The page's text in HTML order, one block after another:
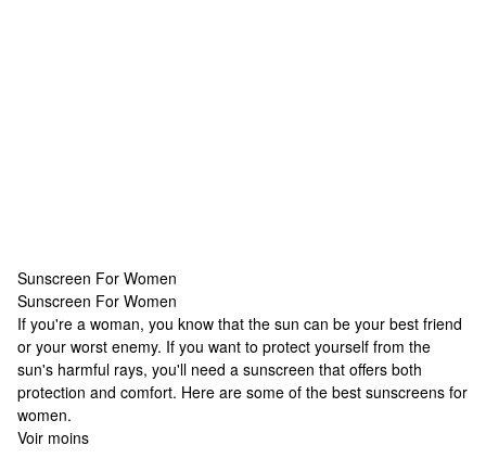
Sunscreen For Women
Sunscreen For Women
Sunscreen For Women
If you're a woman, you know that the sun can be your best friend
or your worst enemy. If you want to protect yourself from the
sun's harmful rays, you'll need a sunscreen that offers both
protection and comfort. Here are some of the best sunscreens for
women.
Voir moins